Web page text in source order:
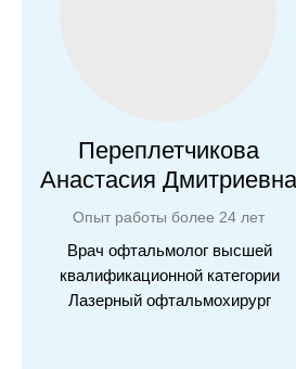
Опыт работы более 24 лет
Переплетчикова
Анастасия Дмитриевна
Врач офтальмолог высшей
квалификационной категории
Лазерный офтальмохирург